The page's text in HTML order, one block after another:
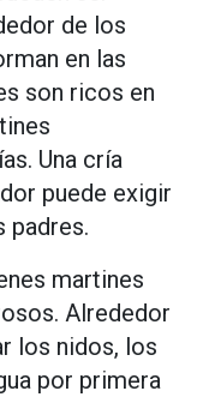
de los
en las
son ricos en
Una cría
puede exigir
padres.
martines
Alrededor
los nidos, los
por primera